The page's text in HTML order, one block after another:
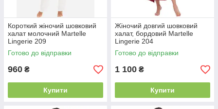
Короткий жіночий шовковий
халат молочний Martelle
Lingerie 209
Готово до відправки
960 ₴
Купити
Жіночий довгий шовковий
халат, бордовий Martelle
Lingerie 204
Готово до відправки
1 100 ₴
Купити